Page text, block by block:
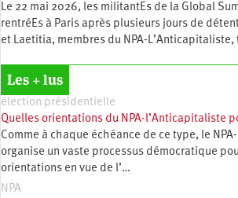
Le 22 mai 2026, les militantEs de la Global
rentréEs à Paris après plusieurs jours de
et Laetitia, membres du ‪NPA-
Les + lus
élection présidentielle
Quelles orientations du NPA-l’Anticapitaliste
Comme à chaque échéance de ce type, le
organise un vaste processus démocratique
orientations en vue de l’…
NPA